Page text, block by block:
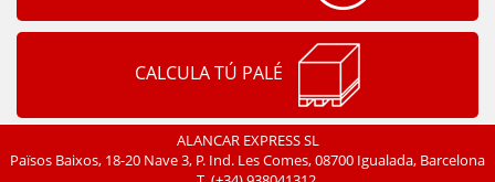
CALCULA TÚ PALÉ
ALANCAR EXPRESS SL
Països Baixos, 18-20 Nave 3, P. Ind. Les Comes, 08700 Igualada, Barcelona